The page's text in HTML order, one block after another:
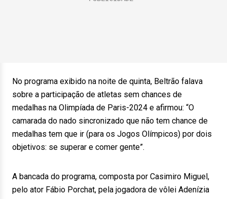
No programa exibido na noite de quinta, Beltrão falava
sobre a participação de atletas sem chances de
medalhas na Olimpíada de Paris-2024 e afirmou: “O
camarada do nado sincronizado que não tem chance de
medalhas tem que ir (para os Jogos Olímpicos) por dois
objetivos: se superar e comer gente”.
A bancada do programa, composta por Casimiro Miguel,
pelo ator Fábio Porchat, pela jogadora de vôlei Adenízia